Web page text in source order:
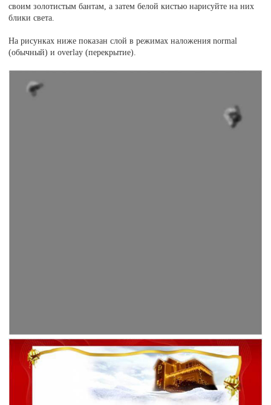
своим золотистым бантам, а затем белой кистью нарисуйте на них
блики света.
На рисунках ниже показан слой в режимах наложения normal
(обычный) и overlay (перекрытие).